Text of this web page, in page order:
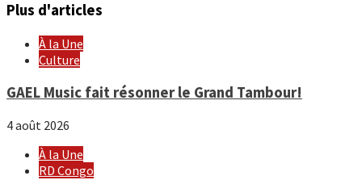
Plus d'articles
À la Une
Culture
GAEL Music fait résonner le Grand Tambour!
4 août 2026
À la Une
RD Congo